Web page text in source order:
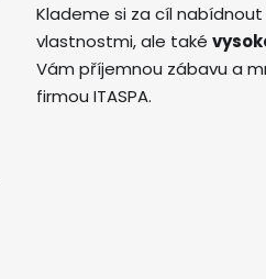
Klademe si za cíl
vlastnostmi, ale také
Vám příjemnou zábavu a
firmou ITASPA.